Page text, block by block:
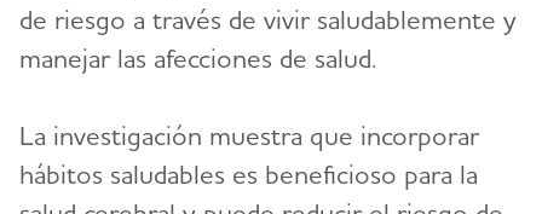
de riesgo a través de vivir saludablemente y
manejar las afecciones de salud.
La investigación muestra que incorporar
hábitos saludables es beneficioso para la